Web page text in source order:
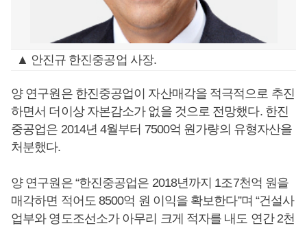
▲ 안진규 한진중공업 사장.
양 연구원은 한진중공업이 자산매각을 적극적으로 추진
하면서 더이상 자본감소가 없을 것으로 전망했다. 한진
중공업은 2014년 4월부터 7500억 원가량의 유형자산을
처분했다.
양 연구원은 “한진중공업은 2018년까지 1조7천억 원을
매각하면 적어도 8500억 원 이익을 확보한다”며 “건설사
업부와 영도조선소가 아무리 크게 적자를 내도 연간 2천